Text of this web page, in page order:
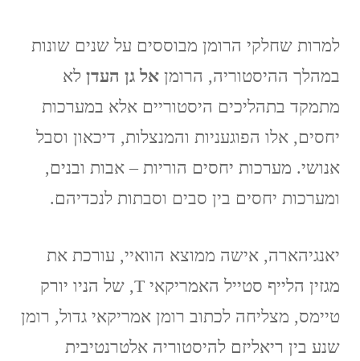
למרות שחלקי הרומן מבוססים על שנים שונות
במהלך ההיסטוריה, הרומן אל גן העדן לא
מתמקד בתהליכים היסטוריים אלא במערכות
יחסים, אלו הפוגעניות והמנצלות, דיכאון וסבל
אנושי. מערכות יחסים הוריות – אבות ובנים,
ומערכות יחסים בין סבים וסבתות לנכדיהם.
יאנגיהארה, אישה ממוצא הוואיי, עורכת את
מגזין הלייף סטייל האמריקאי T, של הניו יורק
טיימס, מצליחה לכתוב רומן אמריקאי גדול, רומן
שנע בין ריאליזם להיסטוריה אלטרנטיבית